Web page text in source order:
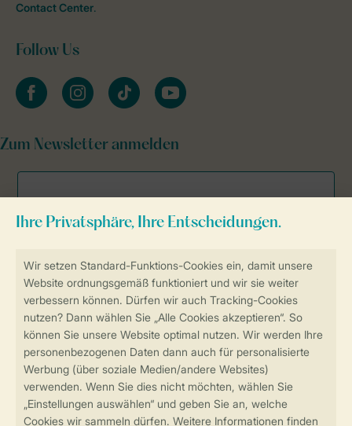
Sicherstellung Deiner Privatsphäre
Sicher und schnell zur Online-Buchung
Sichere Datenübertragung
Sicheres Bezahlen
Contact Center.
Follow Us
facebookinstagramtiktok youtube
Zum Newsletter anmelden